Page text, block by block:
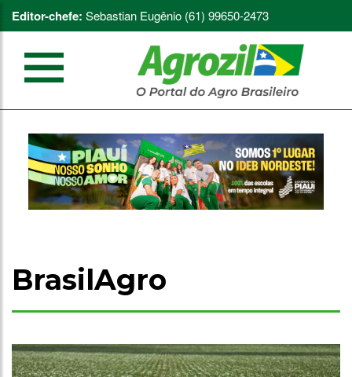
Editor-chefe: Sebastian Eugênio (61) 99650-2473
BrasilAgro